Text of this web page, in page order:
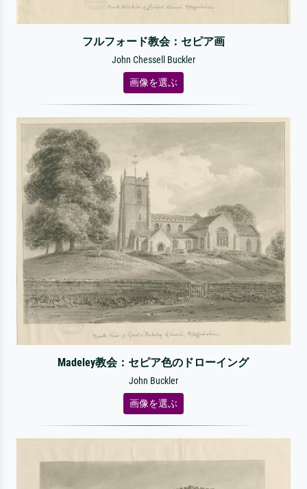
フルフォード教会：セピア画
John Chessell Buckler
画像を選ぶ
Madeley教会：セピア色のドローイング
John Buckler
画像を選ぶ